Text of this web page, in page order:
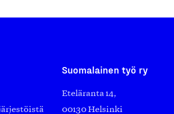
Suomalainen työ ry
Eteläranta 14,
00130 Helsinki